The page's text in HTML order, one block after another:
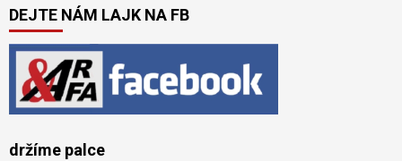
DEJTE NÁM LAJK NA FB
držíme palce